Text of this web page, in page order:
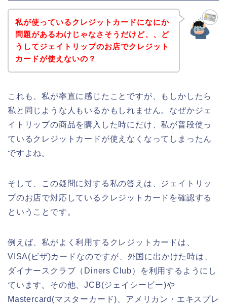
私が使っているクレジットカードになにか
問題があるわけじゃなさそうだけど、、ど
うしてジェイトリップのお店でクレジット
カードが使えないの？
これも、私が率直に感じたことですが、もしかしたら
私と同じような人もいるかもしれません。なぜかジェ
イトリップの商品を購入した時にだけ、私が普段使っ
ているクレジットカードが使えなくなってしまったん
ですよね。
そして、この疑問に対する私の答えは、ジェイトリッ
プのお店で対応しているクレジットカードを確認する
ということです。
例えば、私がよく利用するクレジットカードは、
VISA(ビザ)カードなのですが、外国に出かけた時は、
ダイナースクラブ（Diners Club）を利用するようにし
ています。その他、JCB(ジェイシービー)や
Mastercard(マスターカード)、アメリカン・エキスプレ